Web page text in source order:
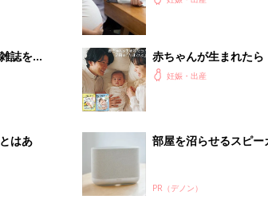
出産予定日計算ツール
り、妊活のタイミングの目安も
お金・手続き